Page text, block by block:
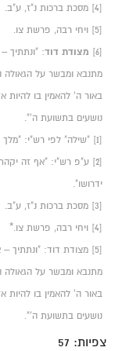
[4] מסכת ברכות נ"ז, ע"ב.
[5] ויחי רבה, פרשת צו.
[6] מצודת דוד: "ונתתיך
מתנבא ומבשר על הגאולה
באור ה' להאמין בו להיות
נושעים בתשועת ה'".
[1] "שילה" לפי רש"י: "מלך המשיח שהמלוכה שלו".
[2] ע"פ רש"י: "אף זה
ידרושו".
[3] מסכת ברכות נ"ז, ע"ב.
[4] ויחי רבה, פרשת צו.*
[5] מצודת דוד: "ונתתיך
מתנבא ומבשר על הגאולה
באור ה` להאמין בו להיות
נושעים בתשועת ה`".
צפיות: 57